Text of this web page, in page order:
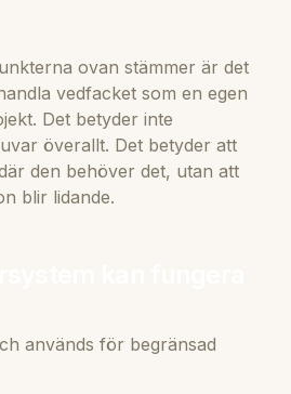
ovan stämmer är det
vedfacket som en egen
Det betyder inte
överallt. Det betyder att
den behöver det, utan att
blir lidande.
används för begränsad